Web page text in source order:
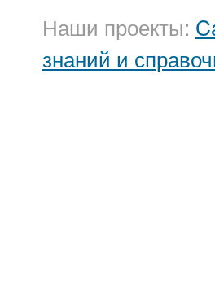
Наши проекты:
знаний и